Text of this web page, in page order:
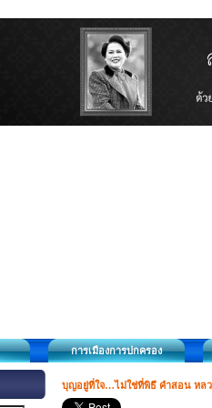
การเมืองการปกครอง
บุญอยู่ที่ใจ…ไม่ใช่ที่พิธี คำสอน หล